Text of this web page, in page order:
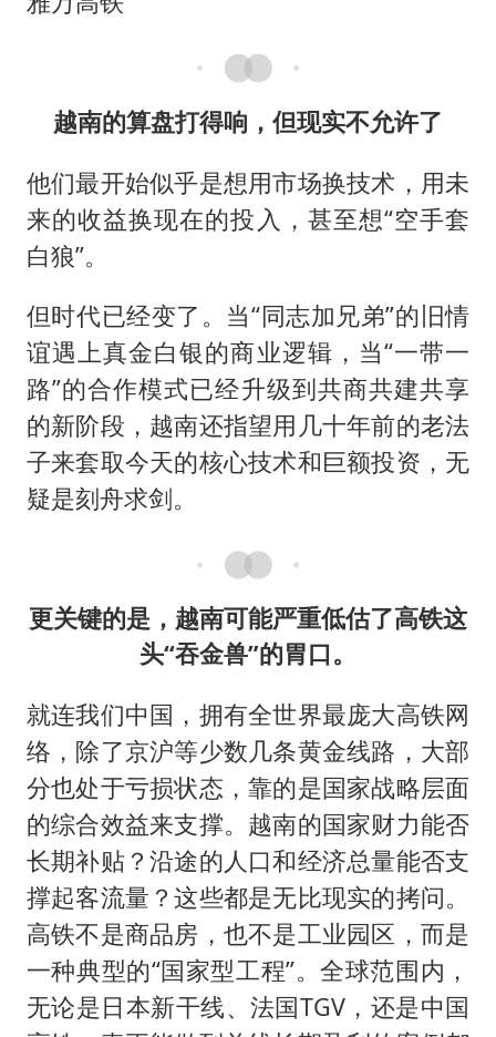
越南的算盘打得响，但现实不允许了
他们最开始似乎是想用市场换技术，用未
来的收益换现在的投入，甚至想“空手套
白狼”。
但时代已经变了。当“同志加兄弟”的旧情
谊遇上真金白银的商业逻辑，当“一带一
路”的合作模式已经升级到共商共建共享
的新阶段，越南还指望用几十年前的老法
子来套取今天的核心技术和巨额投资，无
疑是刻舟求剑。
更关键的是，越南可能严重低估了高铁这
头“吞金兽”的胃口。
就连我们中国，拥有全世界最庞大高铁网
络，除了京沪等少数几条黄金线路，大部
分也处于亏损状态，靠的是国家战略层面
的综合效益来支撑。越南的国家财力能否
长期补贴？沿途的人口和经济总量能否支
撑起客流量？这些都是无比现实的拷问。
高铁不是商品房，也不是工业园区，而是
一种典型的“国家型工程”。全球范围内，
无论是日本新干线、法国TGV，还是中国